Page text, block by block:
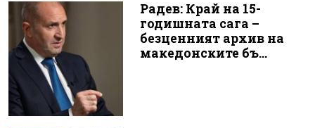
Радев: Край на 15-
годишната сага –
безценният архив на
македонските бъ...